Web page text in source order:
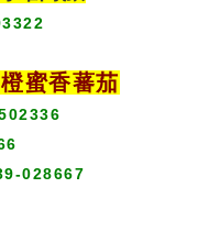
蜜香蕃茄
028667